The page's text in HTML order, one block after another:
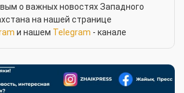
о важных новостях Западного
на нашей странице
и нашем Telegram - канале